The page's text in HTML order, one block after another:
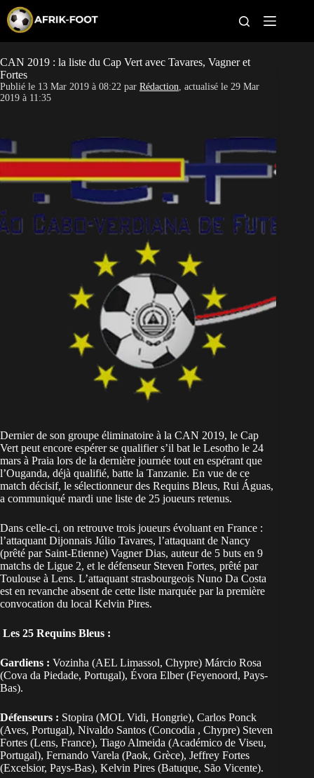
p
o
c
o
t
CAN féminine
Clubs
Classement
Paris sportifs
CAN 2019 : la liste du Cap Vert avec Tavares, Vagner et
Fortes
Publié le 13 Mar 2019 à 08:22 par Rédaction, actualisé le 29 Mar
2019 à 11:35
Dernier de son groupe éliminatoire à la CAN 2019, le Cap
Vert peut encore espérer se qualifier s’il bat le Lesotho le 24
mars à Praia lors de la dernière journée tout en espérant que
l’Ouganda, déjà qualifié, batte la Tanzanie. En vue de ce
match décisif, le sélectionneur des Requins Bleus, Rui Águas,
a communiqué mardi une liste de 25 joueurs retenus.
Dans celle-ci, on retrouve trois joueurs évoluant en France :
l’attaquant Dijonnais Júlio Tavares, l’attaquant de Nancy
(prêté par Saint-Etienne) Vagner Dias, auteur de 5 buts en 9
matchs de Ligue 2, et le défenseur Steven Fortes, prêté par
Toulouse à Lens. L’attaquant strasbourgeois Nuno Da Costa
est en revanche absent de cette liste marquée par la première
convocation du local Kelvin Pires.
Les 25 Requins Bleus :
Gardiens : Vozinha (AEL Limassol, Chypre) Márcio Rosa
(Cova da Piedade, Portugal), Évora Elber (Feyenoord, Pays-
Bas).
Défenseurs : Stopira (MOL Vidi, Hongrie), Carlos Ponck
(Aves, Portugal), Nivaldo Santos (Concodia , Chypre) Steven
Fortes (Lens, France), Tiago Almeida (Académico de Viseu,
Portugal), Fernando Varela (Paok, Grèce), Jeffrey Fortes
(Excelsior, Pays-Bas), Kelvin Pires (Batuque, São Vicente).